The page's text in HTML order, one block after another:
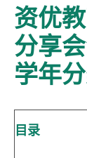
资优
分享
学年分
目录